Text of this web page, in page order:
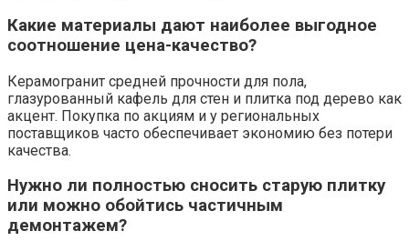
Какие материалы дают наиболее выгодное
соотношение цена-качество?
Керамогранит средней прочности для пола,
глазурованный кафель для стен и плитка под дерево как
акцент. Покупка по акциям и у региональных
поставщиков часто обеспечивает экономию без потери
качества.
Нужно ли полностью сносить старую плитку
или можно обойтись частичным
демонтажем?